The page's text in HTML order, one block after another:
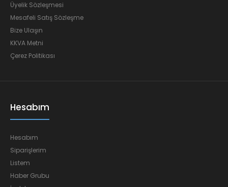
Üyelik Sözleşmesi
Mesafeli Satış Sözleşme
Bize Ulaşın
KKVA Metni
Çerez Politikası
Hesabım
Hesabım
Siparişlerim
Listem
Haber Grubu